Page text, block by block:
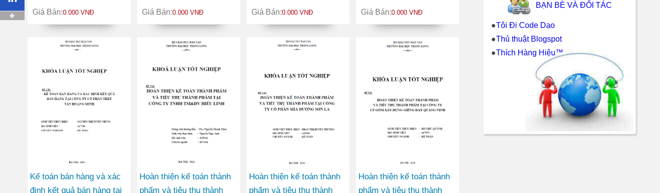
TNHH Minh Trung
Giá Bán:0.000 VNĐ
thành viên Nhật Long
Giá Bán:0.000 VNĐ
phần Khách sạn Dịch vụ
Hà Nam
Giá Bán:0.000 VNĐ
Tư vấn và Xây dựng Việt
Hưng
Giá Bán:0.000 VNĐ
Kế toán bán hàng và xác
định kết quả bán hàng tại
Hoàn thiện kế toán thành
phẩm và tiêu thụ thành
Hoàn thiện kế toán thành
phẩm và tiêu thụ thành
Hoàn thiện kế toán thành
phẩm và tiêu thụ thành
BẠN BÈ VÀ ĐỐI TÁC
●Tôi Đi Code Dạo
●Thủ thuật Blogspot
●Thích Hàng Hiệu™